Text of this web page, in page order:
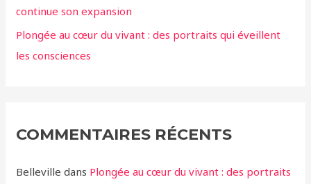
continue son expansion
Plongée au cœur du vivant : des portraits qui éveillent
les consciences
COMMENTAIRES RÉCENTS
Belleville dans Plongée au cœur du vivant : des portraits